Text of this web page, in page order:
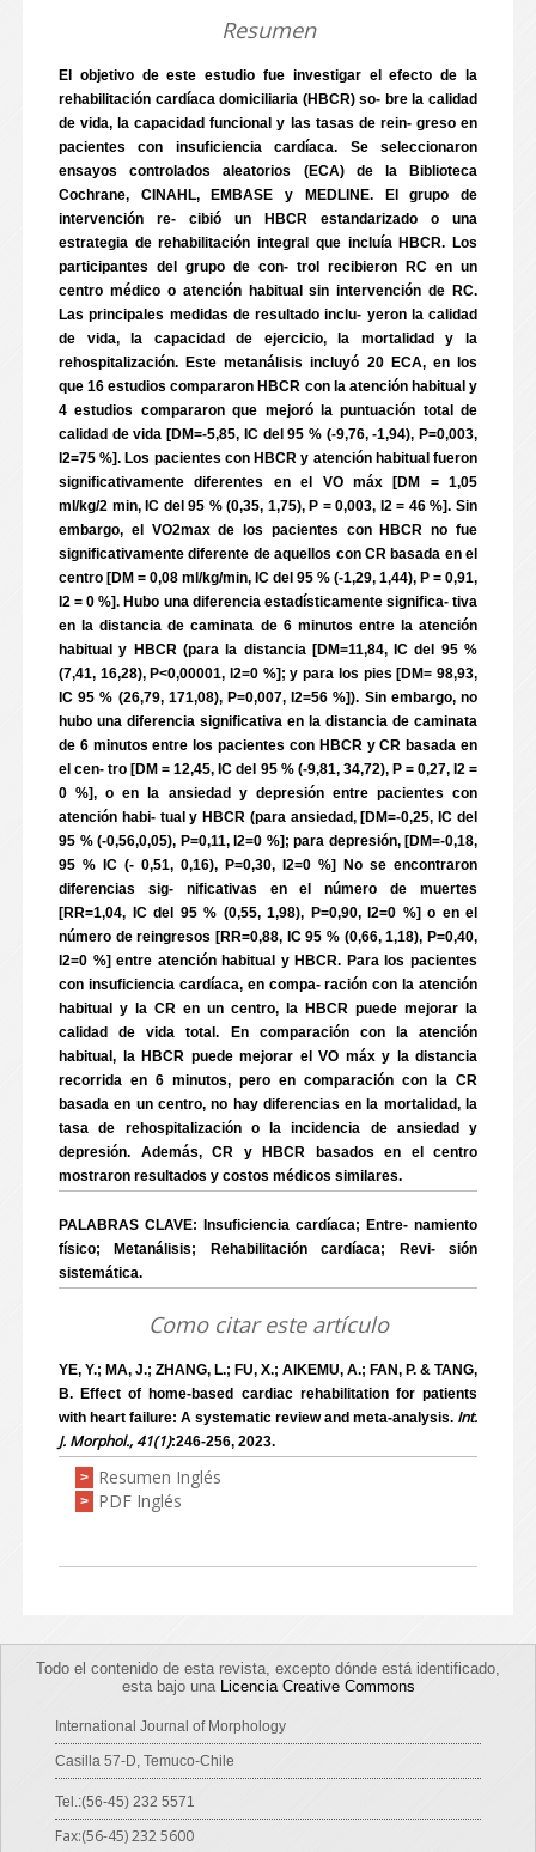
Resumen
El objetivo de este estudio fue investigar el efecto de la
rehabilitación cardíaca domiciliaria (HBCR) so- bre la calidad
de vida, la capacidad funcional y las tasas de rein- greso en
pacientes con insuficiencia cardíaca. Se seleccionaron
ensayos controlados aleatorios (ECA) de la Biblioteca
Cochrane, CINAHL, EMBASE y MEDLINE. El grupo de
intervención re- cibió un HBCR estandarizado o una
estrategia de rehabilitación integral que incluía HBCR. Los
participantes del grupo de con- trol recibieron RC en un
centro médico o atención habitual sin intervención de RC.
Las principales medidas de resultado inclu- yeron la calidad
de vida, la capacidad de ejercicio, la mortalidad y la
rehospitalización. Este metanálisis incluyó 20 ECA, en los
que 16 estudios compararon HBCR con la atención habitual y
4 estudios compararon que mejoró la puntuación total de
calidad de vida [DM=-5,85, IC del 95 % (-9,76, -1,94), P=0,003,
I2=75 %]. Los pacientes con HBCR y atención habitual fueron
significativamente diferentes en el VO máx [DM = 1,05
ml/kg/2 min, IC del 95 % (0,35, 1,75), P = 0,003, I2 = 46 %]. Sin
embargo, el VO2max de los pacientes con HBCR no fue
significativamente diferente de aquellos con CR basada en el
centro [DM = 0,08 ml/kg/min, IC del 95 % (-1,29, 1,44), P = 0,91,
I2 = 0 %]. Hubo una diferencia estadísticamente significa- tiva
en la distancia de caminata de 6 minutos entre la atención
habitual y HBCR (para la distancia [DM=11,84, IC del 95 %
(7,41, 16,28), P<0,00001, I2=0 %]; y para los pies [DM= 98,93,
IC 95 % (26,79, 171,08), P=0,007, I2=56 %]). Sin embargo, no
hubo una diferencia significativa en la distancia de caminata
de 6 minutos entre los pacientes con HBCR y CR basada en
el cen- tro [DM = 12,45, IC del 95 % (-9,81, 34,72), P = 0,27, I2 =
0 %], o en la ansiedad y depresión entre pacientes con
atención habi- tual y HBCR (para ansiedad, [DM=-0,25, IC del
95 % (-0,56,0,05), P=0,11, I2=0 %]; para depresión, [DM=-0,18,
95 % IC (- 0,51, 0,16), P=0,30, I2=0 %] No se encontraron
diferencias sig- nificativas en el número de muertes
[RR=1,04, IC del 95 % (0,55, 1,98), P=0,90, I2=0 %] o en el
número de reingresos [RR=0,88, IC 95 % (0,66, 1,18), P=0,40,
I2=0 %] entre atención habitual y HBCR. Para los pacientes
con insuficiencia cardíaca, en compa- ración con la atención
habitual y la CR en un centro, la HBCR puede mejorar la
calidad de vida total. En comparación con la atención
habitual, la HBCR puede mejorar el VO máx y la distancia
recorrida en 6 minutos, pero en comparación con la CR
basada en un centro, no hay diferencias en la mortalidad, la
tasa de rehospitalización o la incidencia de ansiedad y
depresión. Además, CR y HBCR basados en el centro
mostraron resultados y costos médicos similares.
PALABRAS CLAVE: Insuficiencia cardíaca; Entre- namiento
físico; Metanálisis; Rehabilitación cardíaca; Revi- sión
sistemática.
Como citar este artículo
YE, Y.; MA, J.; ZHANG, L.; FU, X.; AIKEMU, A.; FAN, P. & TANG,
B. Effect of home-based cardiac rehabilitation for patients
with heart failure: A systematic review and meta-analysis. Int.
J. Morphol., 41(1):246-256, 2023.
> Resumen Inglés
> PDF Inglés
Todo el contenido de esta revista, excepto dónde está identificado,
esta bajo una Licencia Creative Commons
International Journal of Morphology
Casilla 57-D, Temuco-Chile
Tel.:(56-45) 232 5571
Fax:(56-45) 232 5600